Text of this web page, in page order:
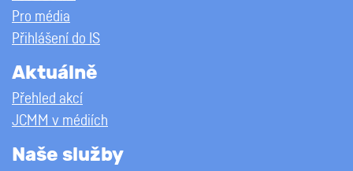
Pro média
Přihlášení do IS
Aktuálně
Přehled akcí
JCMM v médiích
Naše služby